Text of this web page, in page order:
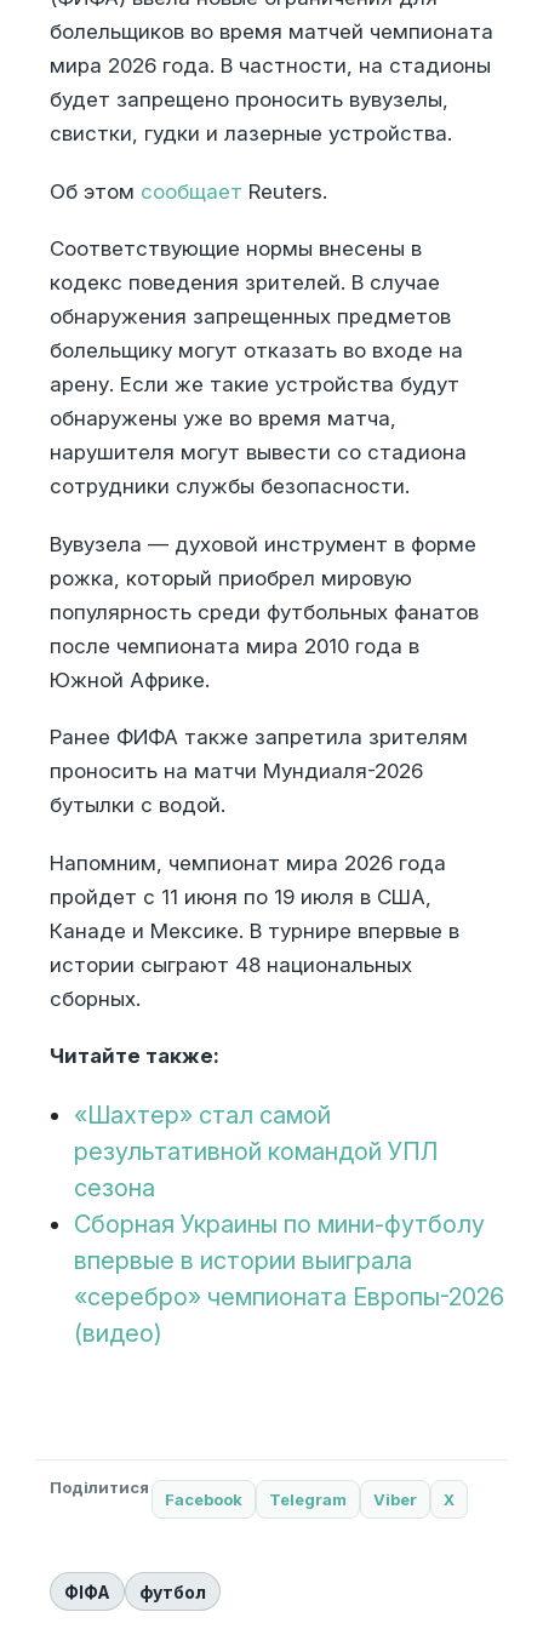
болельщиков во время матчей чемпионата
мира 2026 года. В частности, на стадионы
будет запрещено проносить вувузелы,
свистки, гудки и лазерные устройства.
Об этом сообщает Reuters.
Соответствующие нормы внесены в
кодекс поведения зрителей. В случае
обнаружения запрещенных предметов
болельщику могут отказать во входе на
арену. Если же такие устройства будут
обнаружены уже во время матча,
нарушителя могут вывести со стадиона
сотрудники службы безопасности.
Вувузела — духовой инструмент в форме
рожка, который приобрел мировую
популярность среди футбольных фанатов
после чемпионата мира 2010 года в
Южной Африке.
Ранее ФИФА также запретила зрителям
проносить на матчи Мундиаля-2026
бутылки с водой.
Напомним, чемпионат мира 2026 года
пройдет с 11 июня по 19 июля в США,
Канаде и Мексике. В турнире впервые в
истории сыграют 48 национальных
сборных.
Читайте также:
«Шахтер» стал самой
результативной командой УПЛ
сезона
Сборная Украины по мини-футболу
впервые в истории выиграла
«серебро» чемпионата Европы-2026
(видео)
Поділитися
Facebook Telegram Viber X
ФІФА футбол